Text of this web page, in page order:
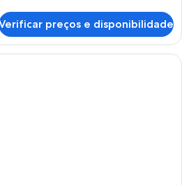
preços e disponibilidade
Quarto de hotel com cama, mesa de